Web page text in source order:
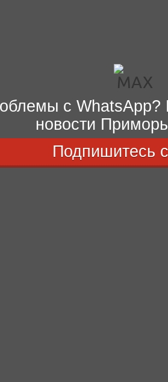
с WhatsApp?
новости
Подпишитесь